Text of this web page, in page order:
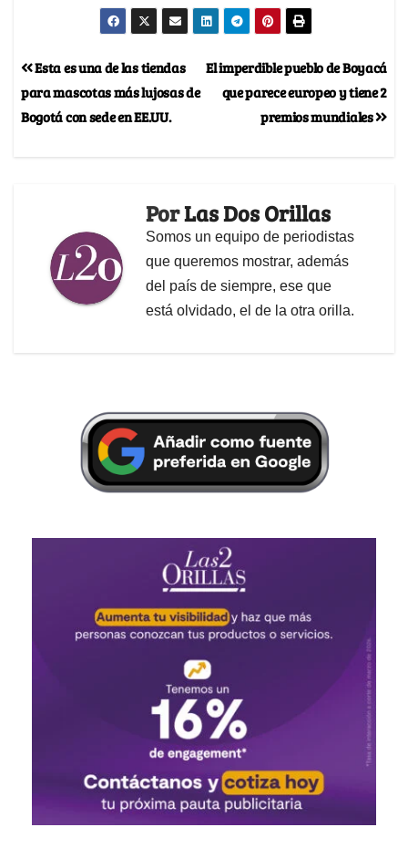
El imperdible pueblo de Boyacá
que parece europeo y tiene 2
premios mundiales
Esta es una de las tiendas
para mascotas más lujosas de
Bogotá con sede en EE.UU.
PorLas Dos Orillas
Somos un equipo de periodistas
que queremos mostrar, además
del país de siempre, ese que
está olvidado, el de la otra orilla.